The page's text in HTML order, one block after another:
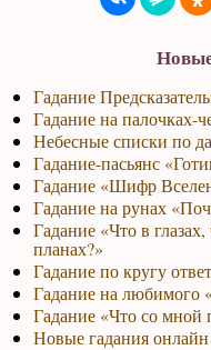
Гадание
Гадание на палочках-
Небесные списки по
Гадание-пасьянс
Гадание «Шифр
Гадание на рунах
Гадание «Что в
планах?»
Гадание по кругу
Гадание на любимого
Гадание «Что со мной
Новые гадания онлайн